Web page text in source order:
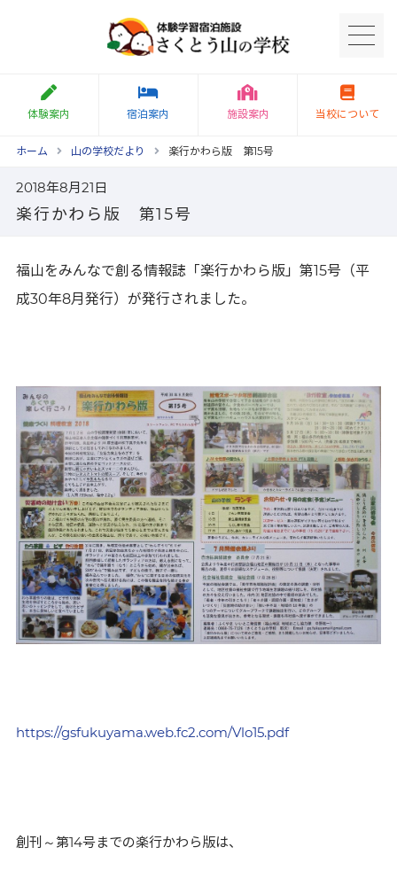
体験案内 宿泊案内 施設案内 当校について
ホーム 山の学校だより 楽行かわら版 第15号
2018年8月21日
楽行かわら版 第15号
福山をみんなで創る情報誌「楽行かわら版」第15号（平
成30年8月発行）が発行されました。
https://gsfukuyama.web.fc2.com/Vlo15.pdf
創刊～第14号までの楽行かわら版は、